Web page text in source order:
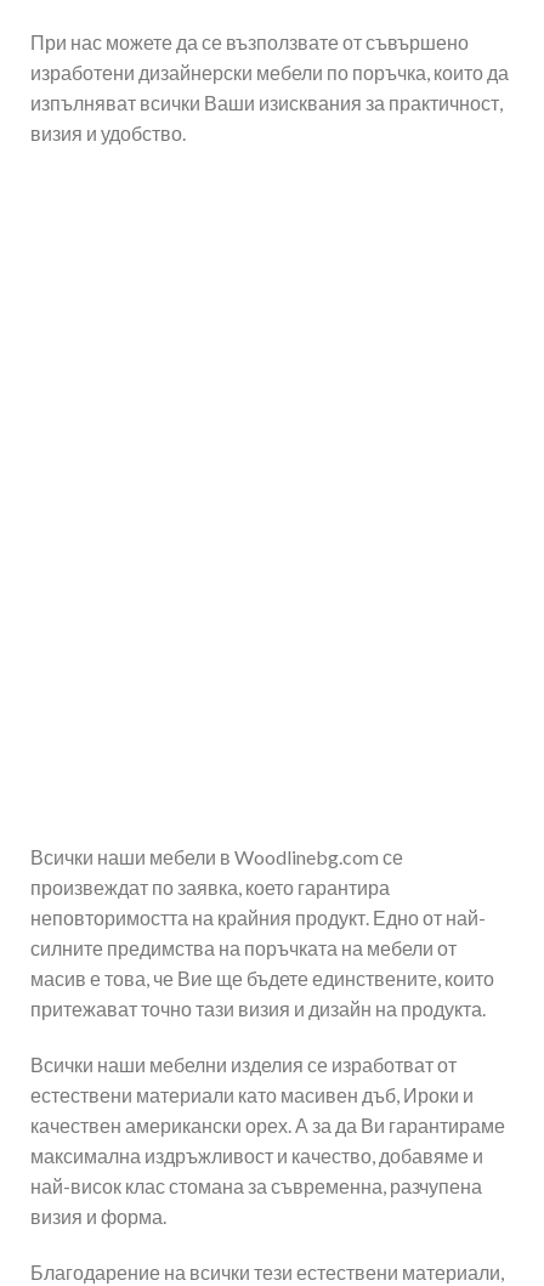
При нас можете да се възползвате от съвършено
изработени дизайнерски мебели по поръчка, които да
изпълняват всички Ваши изисквания за практичност,
визия и удобство.
Всички наши мебели в Woodlinebg.com се
произвеждат по заявка, което гарантира
неповторимостта на крайния продукт. Едно от най-
силните предимства на поръчката на мебели от
масив е това, че Вие ще бъдете единствените, които
притежават точно тази визия и дизайн на продукта.
Всички наши мебелни изделия се изработват от
естествени материали като масивен дъб, Ироки и
качествен американски орех. А за да Ви гарантираме
максимална издръжливост и качество, добавяме и
най-висок клас стомана за съвременна, разчупена
визия и форма.
Благодарение на всички тези естествени материали,